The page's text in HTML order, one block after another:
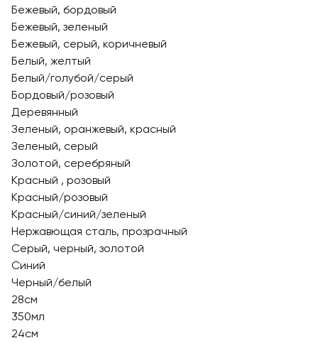
Бежевый, бордовый
Бежевый, зеленый
Бежевый, серый, коричневый
Белый, желтый
Белый/голубой/серый
Бордовый/розовый
Деревянный
Зеленый, оранжевый, красный
Зеленый, серый
Золотой, серебряный
Красный , розовый
Красный/розовый
Красный/синий/зеленый
Нержавющая сталь, прозрачный
Серый, черный, золотой
Синий
Черный/белый
28см
350мл
24см